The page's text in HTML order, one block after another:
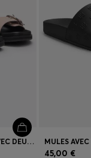
MULES EN CUIR SUÉDÉ AVEC DEUX BRIDES À BOUCLES
45,00 €